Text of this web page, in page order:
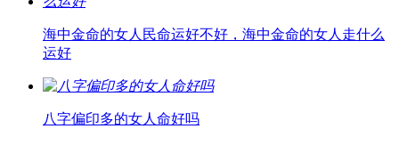
海中金命的女人民命运好不好，海中金命的女人走什么
运好
八字偏印多的女人命好吗